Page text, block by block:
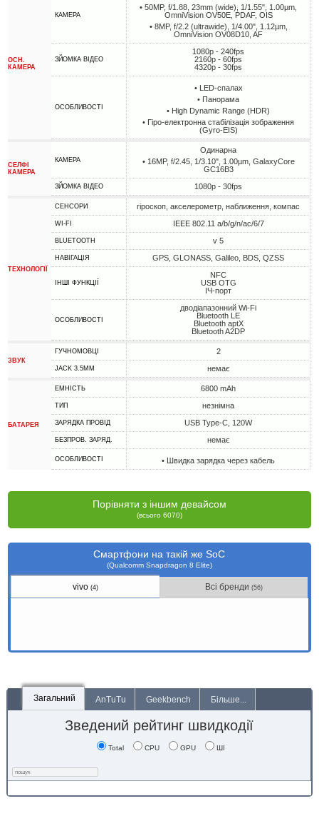
ОСН.
КАМЕРА
КАМЕРА
• 50MP, f/1.88, 23mm (wide), 1/1.55", 1.00µm,
OmniVision OV50E, PDAF, OIS
• 8MP, f/2.2 (ultrawide), 1/4.00", 1.12µm,
OmniVision OV08D10, AF
ЗЙОМКА ВІДЕО
1080p - 240fps
2160p - 60fps
4320p - 30fps
ОСОБЛИВОСТІ
• LED-спалах
• Панорама
• High Dynamic Range (HDR)
• Гіро-електронна стабілізація зображення
(Gyro-EIS)
СЕЛФІ
КАМЕРА
КАМЕРА
Одинарна
• 16MP, f/2.45, 1/3.10", 1.00µm, GalaxyCore
GC16B3
ЗЙОМКА ВІДЕО 1080p - 30fps
ТЕХНОЛОГІЇ
СЕНСОРИ гіроскоп, акселерометр, наближення, компас
WI-FI IEEE 802.11 a/b/g/n/ac/6/7
BLUETOOTH v 5
НАВІГАЦІЯ GPS, GLONASS, Galileo, BDS, QZSS
ІНШІ ФУНКЦІЇ
NFC
USB OTG
ІЧ-порт
ОСОБЛИВОСТІ
дводіапазонний Wi-Fi
Bluetooth LE
Bluetooth aptX
Bluetooth A2DP
ЗВУК
ГУЧНОМОВЦІ 2
JACK 3.5MM немає
БАТАРЕЯ
ЕМНІСТЬ 6800 mAh
ТИП незнімна
ЗАРЯДКА ПРОВІД USB Type-C, 120W
БЕЗПРОВ. ЗАРЯД. немає
ОСОБЛИВОСТІ • Швидка зарядка через кабель
Порівняти з іншим девайсом
(всього 6070)
Смартфони на такій же SoC
(Qualcomm Snapdragon 8 Elite)
vivo(4) Всі бренди(56)
Загальний AnTuTu Geekbench Більше...
Зведений рейтинг швидкодії
Total CPU GPU ШІ